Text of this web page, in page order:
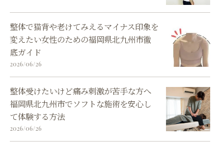
整体で猫背や老けてみえるマイナス印象を
変えたい女性のための福岡県北九州市徹
底ガイド
2026/06/26
整体受けたいけど痛み刺激が苦手な方へ
福岡県北九州市でソフトな施術を安心し
て体験する方法
2026/06/26